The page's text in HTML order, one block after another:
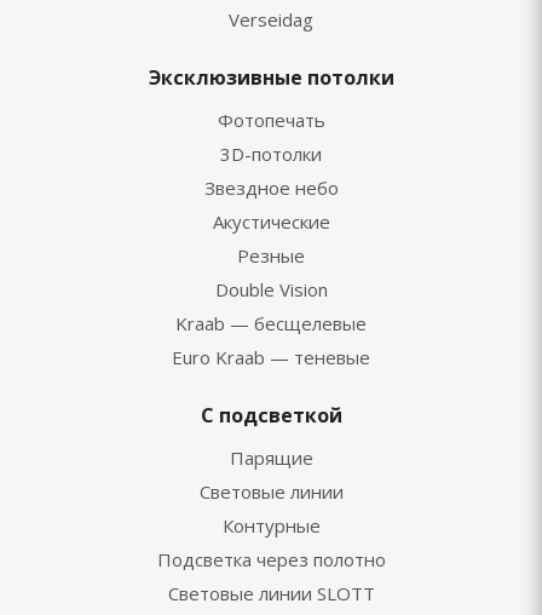
Verseidag
Эксклюзивные потолки
Фотопечать
3D-потолки
Звездное небо
Акустические
Резные
Double Vision
Kraab — бесщелевые
Euro Kraab — теневые
С подсветкой
Парящие
Световые линии
Контурные
Подсветка через полотно
Световые линии SLOTT